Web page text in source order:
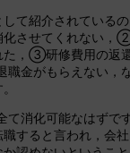
して紹介されている
化させてくれない，
た，③研修費用の返
金がもらえない，
消化可能なはずで
職すると言われ，会